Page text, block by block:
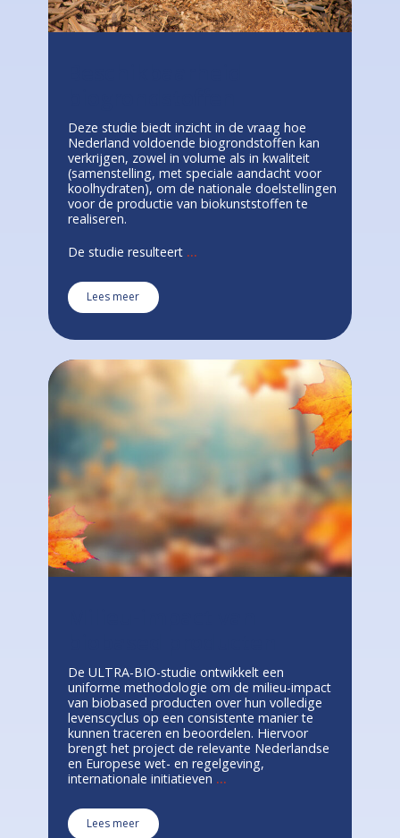
Deze studie biedt inzicht in de vraag hoe
Nederland voldoende biogrondstoffen kan
verkrijgen, zowel in volume als in kwaliteit
(samenstelling, met speciale aandacht voor
koolhydraten), om de nationale doelstellingen
voor de productie van biokunststoffen te
realiseren.
De studie resulteert ...
Lees meer
De ULTRA-BIO-studie ontwikkelt een
uniforme methodologie om de milieu-impact
van biobased producten over hun volledige
levenscyclus op een consistente manier te
kunnen traceren en beoordelen. Hiervoor
brengt het project de relevante Nederlandse
en Europese wet- en regelgeving,
internationale initiatieven ...
Lees meer